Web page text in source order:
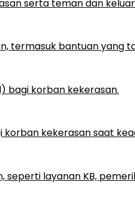
serta teman dan
termasuk bantuan yang
bagi korban kekerasan.
kekerasan saat
seperti layanan KB,